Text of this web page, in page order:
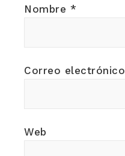
Nombre *
Correo electrónico
Web